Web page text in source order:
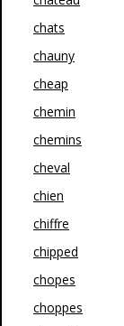
chats
chauny
cheap
chemin
chemins
cheval
chien
chiffre
chipped
chopes
choppes